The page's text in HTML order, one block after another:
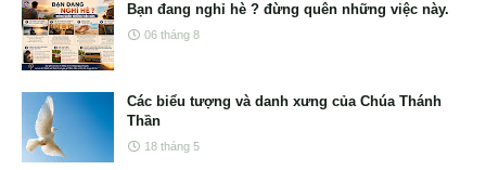
Bạn đang nghỉ hè ? đừng quên những việc này.
06 tháng 8
Các biểu tượng và danh xưng của Chúa Thánh
Thần
18 tháng 5